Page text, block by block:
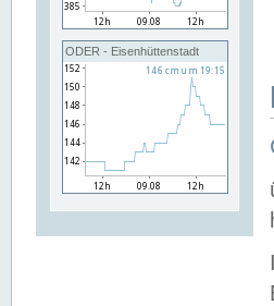
ODER - Eisenhüttenstadt